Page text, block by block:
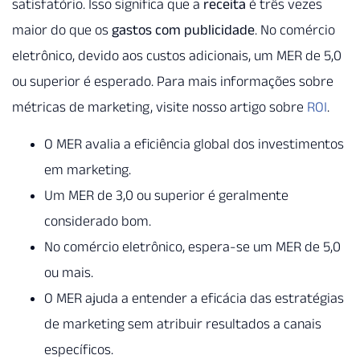
satisfatório. Isso significa que a receita é três vezes
maior do que os gastos com publicidade. No comércio
eletrônico, devido aos custos adicionais, um MER de 5,0
ou superior é esperado. Para mais informações sobre
métricas de marketing, visite nosso artigo sobre ROI.
O MER avalia a eficiência global dos investimentos
em marketing.
Um MER de 3,0 ou superior é geralmente
considerado bom.
No comércio eletrônico, espera-se um MER de 5,0
ou mais.
O MER ajuda a entender a eficácia das estratégias
de marketing sem atribuir resultados a canais
específicos.